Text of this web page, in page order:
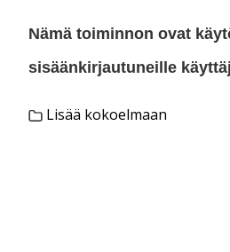
Nämä toiminnon ovat
sisäänkirjautuneille
Lisää kokoelmaan